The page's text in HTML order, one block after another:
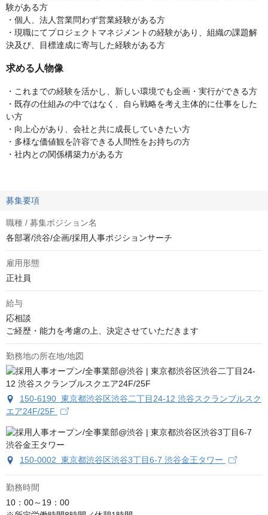
験がある方
・個人、法人営業問わず営業経験がある方
・現職にてプロジェクトマネジメントの経験があり、組織の課題解
決及び、目標達成に寄与した経験がある方
求める人物像
・これまでの経験を活かし、新しい環境でも企画・実行ができる方
・既存の仕組みの中ではなく、自ら戦略を考え主体的に仕事をした
い方
・向上心があり、会社と共に成長していきたい方
・多様な価値観を許容できる人間性をお持ちの方
・社内との関係構築力がある方
募集要項
職種 / 募集ポジション名
各部署/渋谷/企画/採用人事ポジションサーチ
雇用形態
正社員
給与
応相談
ご経歴・能力を考慮の上、決定させていただきます
勤務地の所在地/地図
150-6190 東京都渋谷区渋谷二丁目24-12 渋谷スクランブルスク
エア24F/25F
150-0002 東京都渋谷区渋谷3丁目6-7 渋谷金王タワー
勤務時間
10：00～19：00